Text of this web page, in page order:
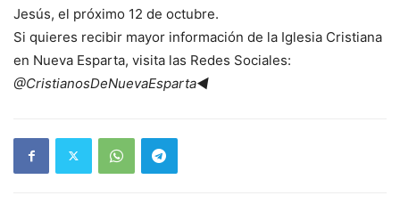
Jesús, el próximo 12 de octubre.
Si quieres recibir mayor información de la Iglesia Cristiana
en Nueva Esparta, visita las Redes Sociales:
@CristianosDeNuevaEsparta◄